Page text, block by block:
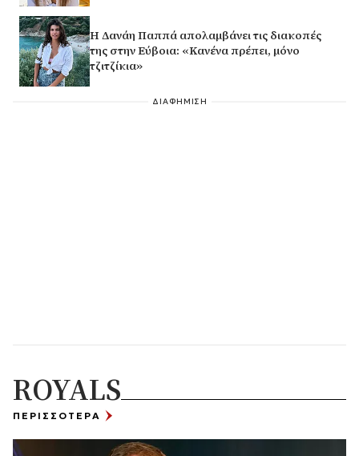
Η Δανάη Παππά απολαμβάνει τις διακοπές
της στην Εύβοια: «Κανένα πρέπει, μόνο
τζιτζίκια»
ΔΙΑΦΗΜΙΣΗ
ROYALS
ΠΕΡΙΣΣΟΤΕΡΑ